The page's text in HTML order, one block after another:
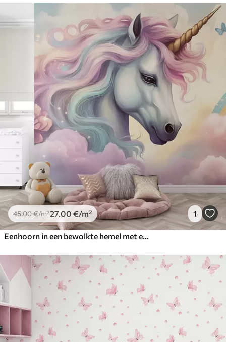
45.00€/m²27 .00 €/m² 1